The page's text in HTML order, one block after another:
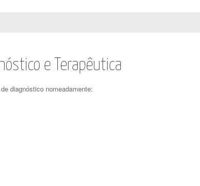
e Terapêutica
diagnóstico nomeadamente: